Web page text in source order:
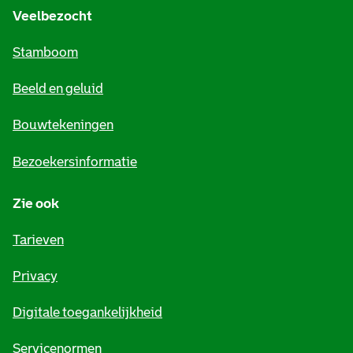
Veelbezocht
Stamboom
Beeld en geluid
Bouwtekeningen
Bezoekersinformatie
Zie ook
Tarieven
Privacy
Digitale toegankelijkheid
Servicenormen